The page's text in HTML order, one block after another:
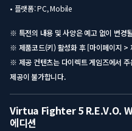
• 플랫폼: PC, Mobile
※ 특전의 내용 및 사양은 예고 없이 변경
※ 제품코드(키) 활성화 후 [마이페이지 >
※ 제공 컨텐츠는 다이렉트 게임즈에서
제공이 불가합니다.
Virtua Fighter 5 R.E.V.O.
에디션